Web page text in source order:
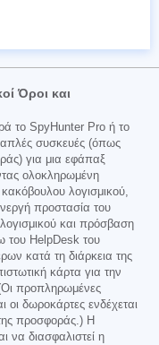
Όροι και
το SpyHunter Pro ή το
συσκευές (όπως
για μια εφάπαξ
ολοκληρωμένη
κακόβουλου λογισμικού,
προστασία του
και πρόσβαση
του HelpDesk του
κατά τη διάρκεια της
κάρτα για την
προπληρωμένες
οι δωροκάρτες ενδέχεται
προσφοράς.) Η
να διασφαλιστεί η